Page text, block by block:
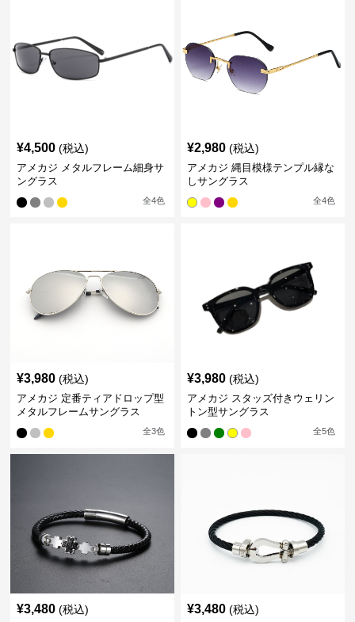
¥4,500 (税込)
アメカジ メタルフレーム細身サ
ングラス
全4色
¥2,980 (税込)
アメカジ 縄目模様テンプル縁な
しサングラス
全4色
¥3,980 (税込)
アメカジ 定番ティアドロップ型
メタルフレームサングラス
全3色
¥3,980 (税込)
アメカジ スタッズ付きウェリン
トン型サングラス
全5色
¥3,480 (税込) ¥3,480 (税込)